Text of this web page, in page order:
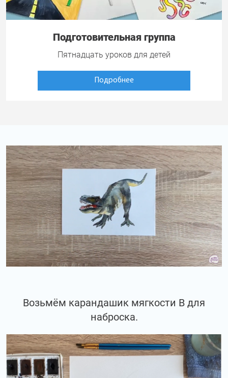
Подготовительная группа
Пятнадцать уроков для детей
Подробнее
Возьмём карандашик мягкости В для
наброска.